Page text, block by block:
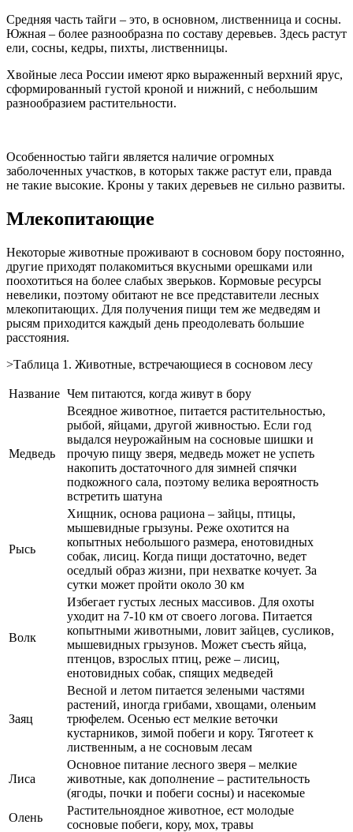
Средняя часть тайги – это, в основном, лиственница и сосны.
Южная – более разнообразна по составу деревьев. Здесь растут
ели, сосны, кедры, пихты, лиственницы.
Хвойные леса России имеют ярко выраженный верхний ярус,
сформированный густой кроной и нижний, с небольшим
разнообразием растительности.
Особенностью тайги является наличие огромных
заболоченных участков, в которых также растут ели, правда
не такие высокие. Кроны у таких деревьев не сильно развиты.
Млекопитающие
Некоторые животные проживают в сосновом бору постоянно,
другие приходят полакомиться вкусными орешками или
поохотиться на более слабых зверьков. Кормовые ресурсы
невелики, поэтому обитают не все представители лесных
млекопитающих. Для получения пищи тем же медведям и
рысям приходится каждый день преодолевать большие
расстояния.
>Таблица 1. Животные, встречающиеся в сосновом лесу
Название Чем питаются, когда живут в бору
Медведь
Всеядное животное, питается растительностью,
рыбой, яйцами, другой живностью. Если год
выдался неурожайным на сосновые шишки и
прочую пищу зверя, медведь может не успеть
накопить достаточного для зимней спячки
подкожного сала, поэтому велика вероятность
встретить шатуна
Рысь
Хищник, основа рациона – зайцы, птицы,
мышевидные грызуны. Реже охотится на
копытных небольшого размера, енотовидных
собак, лисиц. Когда пищи достаточно, ведет
оседлый образ жизни, при нехватке кочует. За
сутки может пройти около 30 км
Волк
Избегает густых лесных массивов. Для охоты
уходит на 7-10 км от своего логова. Питается
копытными животными, ловит зайцев, сусликов,
мышевидных грызунов. Может съесть яйца,
птенцов, взрослых птиц, реже – лисиц,
енотовидных собак, спящих медведей
Заяц
Весной и летом питается зелеными частями
растений, иногда грибами, хвощами, оленьим
трюфелем. Осенью ест мелкие веточки
кустарников, зимой побеги и кору. Тяготеет к
лиственным, а не сосновым лесам
Лиса
Основное питание лесного зверя – мелкие
животные, как дополнение – растительность
(ягоды, почки и побеги сосны) и насекомые
Олень
Растительноядное животное, ест молодые
сосновые побеги, кору, мох, травы